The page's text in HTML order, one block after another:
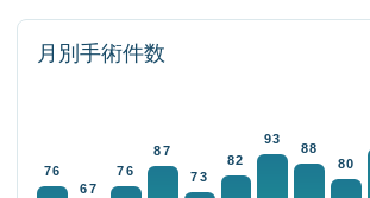
月別手術件数
76
67
76
87
73
82
93
88
80